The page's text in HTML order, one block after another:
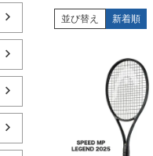
並び替え 新着順